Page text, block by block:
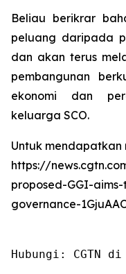
Beliau berikrar
peluang daripada
dan akan terus
pembangunan
ekonomi dan
keluarga SCO.
Untuk mendapatkan
https://
proposed-GGI-
governance-
Hubungi: CGTN di